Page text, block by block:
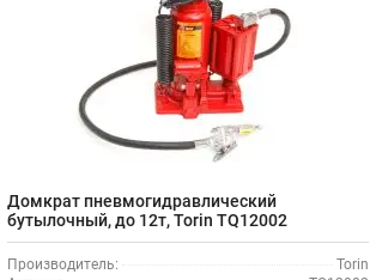
Домкрат пневмогидравлический
бутылочный, до 12т, Torin TQ12002
Производитель:
Torin